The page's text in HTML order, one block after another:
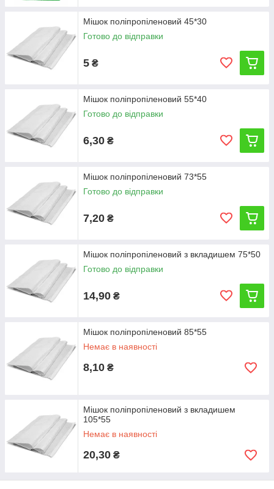
Мішок поліпропіленовий 45*30
Готово до відправки
5 ₴
Мішок поліпропіленовий 55*40
Готово до відправки
6,30 ₴
Мішок поліпропіленовий 73*55
Готово до відправки
7,20 ₴
Мішок поліпропіленовий з вкладишем 75*50
Готово до відправки
14,90 ₴
Мішок поліпропіленовий 85*55
Немає в наявності
8,10 ₴
Мішок поліпропіленовий з вкладишем
105*55
Немає в наявності
20,30 ₴